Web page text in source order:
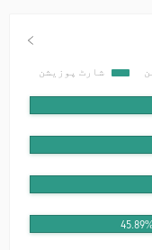
شارٹ پوزیشن